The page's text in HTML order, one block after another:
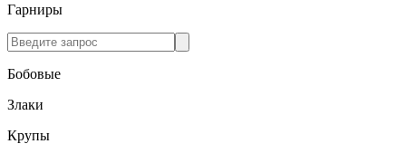
Гарниры
Бобовые
Злаки
Крупы